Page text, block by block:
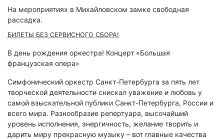
На мероприятиях в Михайловском замке свободная
рассадка.
БИЛЕТЫ БЕЗ СЕРВИСНОГО СБОРА!
В день рождения оркестра! Концерт «Большая
французская опера»
Симфонический оркестр Санкт-Петербурга за пять лет
творческой деятельности снискал уважение и любовь у
самой взыскательной публики Санкт-Петербурга, России и
всего мира. Разнообразие репертуара, высочайший
уровень исполнения, энергичность, желание творить и
дарить миру прекрасную музыку – вот главные качества